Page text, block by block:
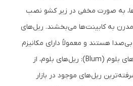
به صورت مخفی در زیر کشو نصب
به کابینت‌ها می‌بخشند. ریل‌های
هستند و معمولاً دارای مکانیزم
آرام‌بند نیز می‌باشند. ریل‌های بلوم (Blum): ریل‌های بلوم، از
ریل‌های موجود در بازار